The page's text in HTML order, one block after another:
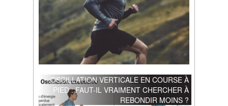
OSCILLATION VERTICALE EN COURSE À
PIED : FAUT-IL VRAIMENT CHERCHER À
REBONDIR MOINS ?